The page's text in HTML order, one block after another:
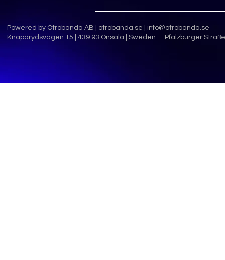
Powered by Otrobanda AB | otrobanda.se
info@otrobanda.se
Knaparydsvägen 15 | 439 93 Onsala | Sweden - Pfalzburger